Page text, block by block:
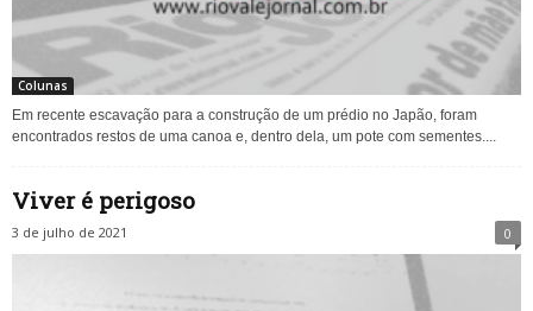
Colunas
Em recente escavação para a construção de um prédio no Japão, foram
encontrados restos de uma canoa e, dentro dela, um pote com sementes....
Viver é perigoso
3 de julho de 2021 0